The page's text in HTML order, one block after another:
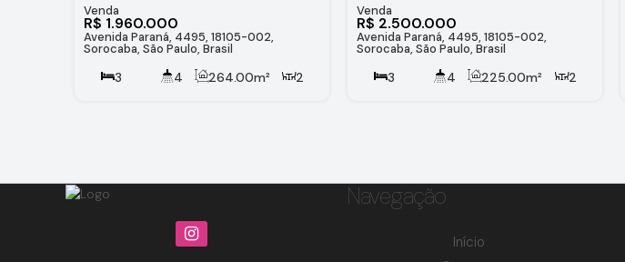
R$ 1.960.000
Avenida Paraná, 4495, 18105-002,
Sorocaba, São Paulo, Brasil
3 4 264.00m²
2
R$ 2.500.000
Avenida Paraná, 4495, 18105-002,
Sorocaba, São Paulo, Brasil
3 4 225.00m²
2
Navegação
Início